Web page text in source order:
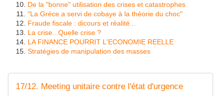
De la "bonne" utilisation des crises et catastrophes
"La Grèce a servi de cobaye à la théorie du choc"
Fraude fiscale : dicours et rèalité...
La crise...Quelle crise ?
LA FINANCE POURRIT L'ECONOMIE REELLE
Stratégies de manipulation des masses
17/12. Meeting unitaire contre l'état d'urgence